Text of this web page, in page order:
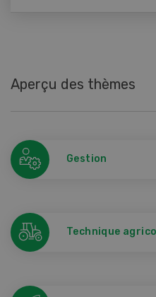
Aperçu des thèmes
Gestion
Technique